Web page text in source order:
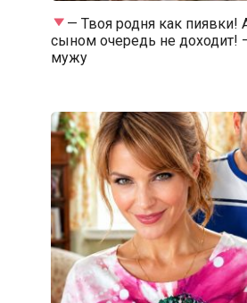
— Твоя родня как пиявки!
сыном очередь не доходит!
мужу